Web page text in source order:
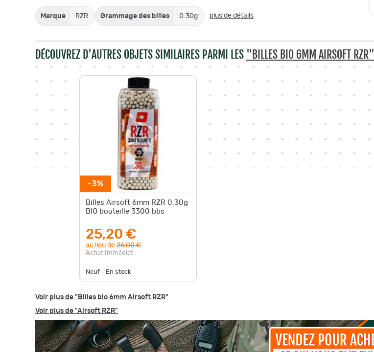
Marque RZR Grammage des billes 0.30g plus de détails
DÉCOUVREZ D'AUTRES OBJETS SIMILAIRES PARMI LES "BILLES BIO 6MM AIRSOFT RZR"
-3%
Billes Airsoft 6mm RZR 0.30g
BIO bouteille 3300 bbs
25,20 €
au lieu de 26,00 €
Achat Immédiat
Neuf - En stock
Voir plus de "Billes bio 6mm Airsoft RZR"
Voir plus de "Airsoft RZR"